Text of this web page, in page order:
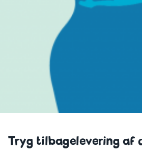
Tryg tilbagelevering af